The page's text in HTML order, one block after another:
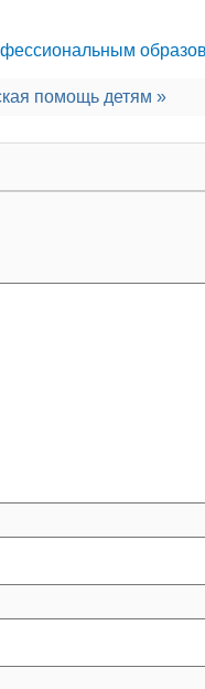
помощь детям »